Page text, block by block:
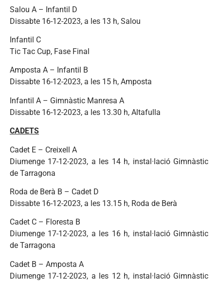
Salou A – Infantil D
Dissabte 16-12-2023, a les 13 h, Salou
Infantil C
Tic Tac Cup, Fase Final
Amposta A – Infantil B
Dissabte 16-12-2023, a les 15 h, Amposta
Infantil A – Gimnàstic Manresa A
Dissabte 16-12-2023, a les 13.30 h, Altafulla
CADETS
Cadet E – Creixell A
Diumenge 17-12-2023, a les 14 h, instal·lació Gimnàstic
de Tarragona
Roda de Berà B – Cadet D
Dissabte 16-12-2023, a les 13.15 h, Roda de Berà
Cadet C – Floresta B
Diumenge 17-12-2023, a les 16 h, instal·lació Gimnàstic
de Tarragona
Cadet B – Amposta A
Diumenge 17-12-2023, a les 12 h, instal·lació Gimnàstic